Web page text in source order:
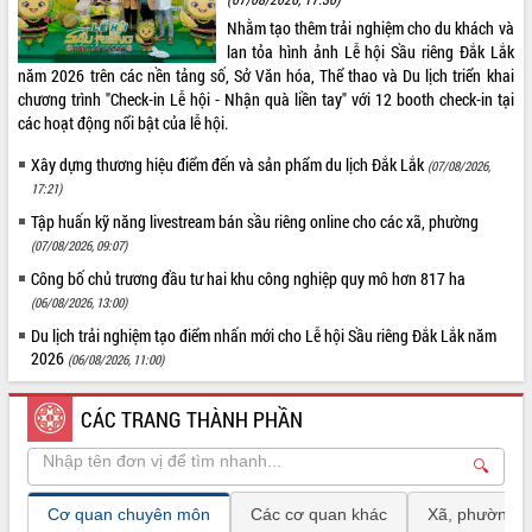
Trình diễn nghệ thuật chế biến các món ăn từ sầu
riêng
Đắk Lắk công bố Quy hoạch và xúc tiến đầu tư
tỉnh
Ngành cá ngừ Đắk Lắk chủ động thích ứng để giữ
Diễn đàn Kinh tế tư nhân Việt Nam đột phá cơ chế
- Hợp tác công tư
Đề án 06 tạo bước ngoặt đột phá trong cải cách
hành chính tỉnh Đắk Lắk
Kết nối tour, đẩy mạnh chuyển đổi số để phát
triển du lịch Đắk Lắk
Khởi động Dự án Đầu tư xây dựng hạ tầng kỹ
thuật Cụm công nghiệp Tân Tiến
Gặp mặt các cơ quan báo chí nhân Kỷ niệm 101
năm Ngày Báo chí Cách mạng Việt Nam
Đắk Lắk sơ kết 4 năm triển khai thực hiện Đề án
06 của Chính phủ
Họp báo thông tin về Hội nghị Công bố Quy hoạch
và Xúc tiến đầu tư tỉnh Đắk Lắk
BÌNH CHỌN
Xin ý kiến đánh giá về giao diện, nội
dung, chất lượng cung cấp thông tin
của Cổng thông tin điện tử tỉnh
Rất tốt
Tốt
Nhằm tạo thêm trải nghiệm cho du khách và
lan tỏa hình ảnh Lễ hội Sầu riêng Đắk Lắk
năm 2026 trên các nền tảng số, Sở Văn hóa, Thể thao và Du lịch triển khai
chương trình "Check-in Lễ hội - Nhận quà liền tay" với 12 booth check-in tại
các hoạt động nổi bật của lễ hội.
Xây dựng thương hiệu điểm đến và sản phẩm du lịch Đắk Lắk (07/08/2026,
17:21)
Tập huấn kỹ năng livestream bán sầu riêng online cho các xã, phường
(07/08/2026, 09:07)
Công bố chủ trương đầu tư hai khu công nghiệp quy mô hơn 817 ha
(06/08/2026, 13:00)
Du lịch trải nghiệm tạo điểm nhấn mới cho Lễ hội Sầu riêng Đắk Lắk năm
2026 (06/08/2026, 11:00)
CÁC TRANG THÀNH PHẦN
🔍
Cơ quan chuyên môn Các cơ quan khác Xã, phường